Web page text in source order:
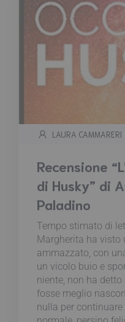
LAURA CAMMARERI
Recensione
di Husky” di
Paladino
Tempo stimato di
Margherita ha visto
ammazzato, con
un vicolo buio e
niente, non ha
fosse meglio
nulla per continuare